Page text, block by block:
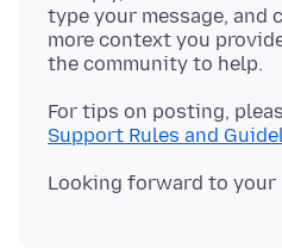
type your message, and
more context you
For tips on posting,
Support Rules and